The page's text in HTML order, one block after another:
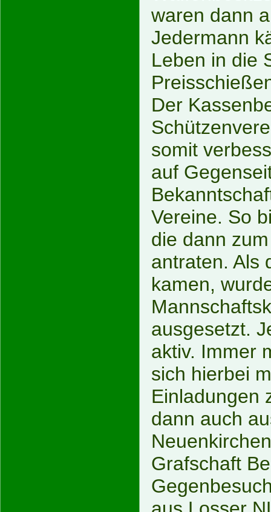
waren dann
Jedermann
Leben in die
Der
somit
auf
Vereine. So
die dann
antraten. Als
kamen,
ausgesetzt.
aktiv. Immer
sich hierbei
Einladungen
dann auch
Grafschaft